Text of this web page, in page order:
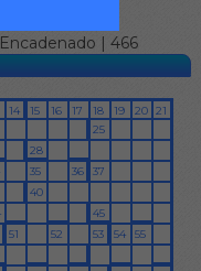
Encadenado | 466